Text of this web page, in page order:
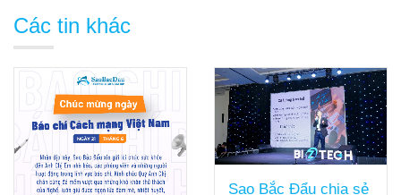
Các tin khác
Sao Bắc Đẩu chia sẻ